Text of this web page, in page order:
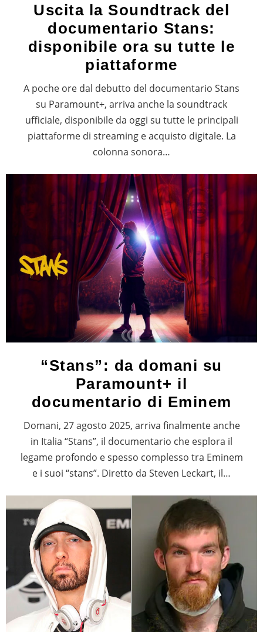
Uscita la Soundtrack del
documentario Stans:
disponibile ora su tutte le
piattaforme
A poche ore dal debutto del documentario Stans
su Paramount+, arriva anche la soundtrack
ufficiale, disponibile da oggi su tutte le principali
piattaforme di streaming e acquisto digitale. La
colonna sonora…
“Stans”: da domani su
Paramount+ il
documentario di Eminem
Domani, 27 agosto 2025, arriva finalmente anche
in Italia “Stans”, il documentario che esplora il
legame profondo e spesso complesso tra Eminem
e i suoi “stans”. Diretto da Steven Leckart, il…